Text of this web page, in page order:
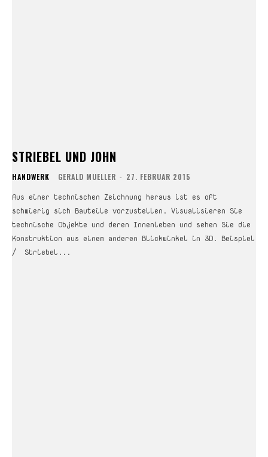
STRIEBEL UND JOHN
HANDWERK GERALD MUELLER - 27. FEBRUAR 2015
Aus einer technischen Zeichnung heraus ist es oft
schwierig sich Bauteile vorzustellen. Visualisieren Sie
technische Objekte und deren Innenleben und sehen Sie die
Konstruktion aus einem anderen Blickwinkel in 3D. Beispiel
/ Striebel...